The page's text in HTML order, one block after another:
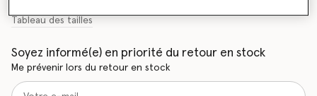
Tableau des tailles
Soyez informé(e) en priorité du retour en stock
Me prévenir lors du retour en stock